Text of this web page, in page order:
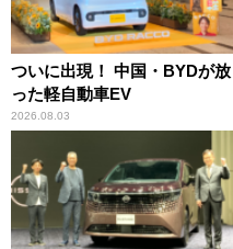
ついに出現！ 中国・BYDが放
った軽自動車EV
2026.08.03